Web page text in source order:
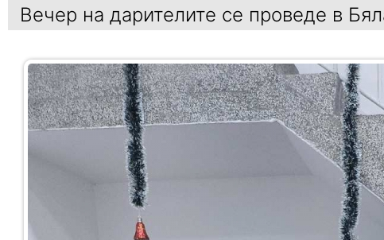
Вечер на дарителите се проведе в